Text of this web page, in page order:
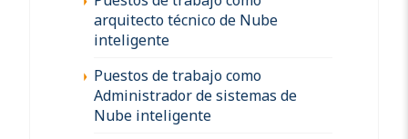
arquitecto técnico de Nube
inteligente
Puestos de trabajo como
Administrador de sistemas de
Nube inteligente